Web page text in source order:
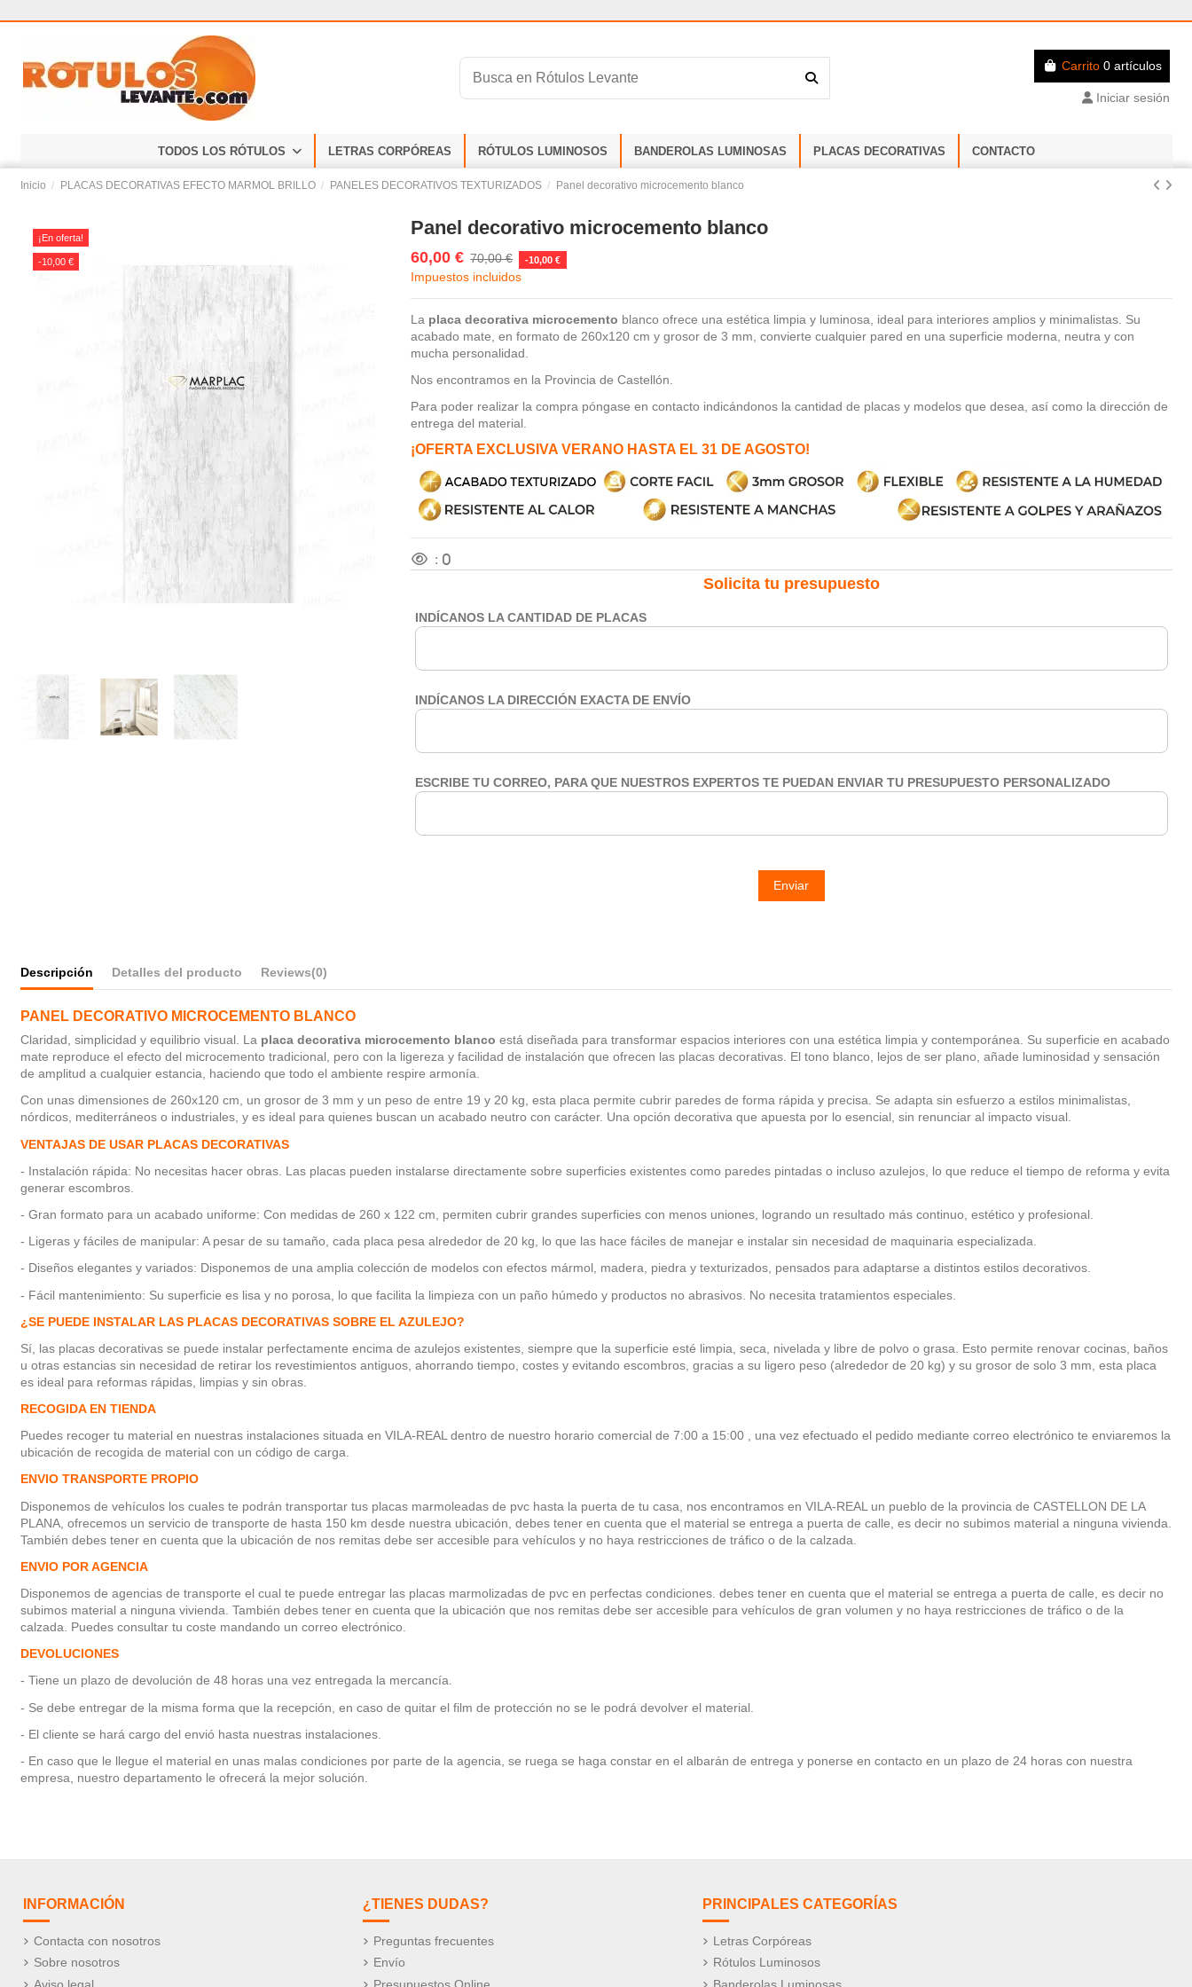
Carrito 0 artículos
Iniciar sesión
TODOS LOS RÓTULOS LETRAS CORPÓREAS RÓTULOS LUMINOSOS BANDEROLAS LUMINOSAS PLACAS DECORATIVAS CONTACTO
Inicio PLACAS DECORATIVAS EFECTO MARMOL BRILLO PANELES DECORATIVOS TEXTURIZADOS Panel decorativo microcemento blanco
¡En oferta!
-10,00 €
Panel decorativo microcemento blanco
60,00 € 70,00 € -10,00 €
Impuestos incluidos
La placa decorativa microcemento blanco ofrece una estética limpia y luminosa, ideal para interiores amplios y minimalistas. Su
acabado mate, en formato de 260x120 cm y grosor de 3 mm, convierte cualquier pared en una superficie moderna, neutra y con
mucha personalidad.
Nos encontramos en la Provincia de Castellón.
Para poder realizar la compra póngase en contacto indicándonos la cantidad de placas y modelos que desea, así como la dirección de
entrega del material.
¡OFERTA EXCLUSIVA VERANO HASTA EL 31 DE AGOSTO!
: 0
Solicita tu presupuesto
INDÍCANOS LA CANTIDAD DE PLACAS
INDÍCANOS LA DIRECCIÓN EXACTA DE ENVÍO
ESCRIBE TU CORREO, PARA QUE NUESTROS EXPERTOS TE PUEDAN ENVIAR TU PRESUPUESTO PERSONALIZADO
Enviar
Descripción Detalles del producto Reviews(0)
PANEL DECORATIVO MICROCEMENTO BLANCO
Claridad, simplicidad y equilibrio visual. La placa decorativa microcemento blanco está diseñada para transformar espacios interiores con una estética limpia y contemporánea. Su superficie en acabado
mate reproduce el efecto del microcemento tradicional, pero con la ligereza y facilidad de instalación que ofrecen las placas decorativas. El tono blanco, lejos de ser plano, añade luminosidad y sensación
de amplitud a cualquier estancia, haciendo que todo el ambiente respire armonía.
Con unas dimensiones de 260x120 cm, un grosor de 3 mm y un peso de entre 19 y 20 kg, esta placa permite cubrir paredes de forma rápida y precisa. Se adapta sin esfuerzo a estilos minimalistas,
nórdicos, mediterráneos o industriales, y es ideal para quienes buscan un acabado neutro con carácter. Una opción decorativa que apuesta por lo esencial, sin renunciar al impacto visual.
VENTAJAS DE USAR PLACAS DECORATIVAS
- Instalación rápida: No necesitas hacer obras. Las placas pueden instalarse directamente sobre superficies existentes como paredes pintadas o incluso azulejos, lo que reduce el tiempo de reforma y evita
generar escombros.
- Gran formato para un acabado uniforme: Con medidas de 260 x 122 cm, permiten cubrir grandes superficies con menos uniones, logrando un resultado más continuo, estético y profesional.
- Ligeras y fáciles de manipular: A pesar de su tamaño, cada placa pesa alrededor de 20 kg, lo que las hace fáciles de manejar e instalar sin necesidad de maquinaria especializada.
- Diseños elegantes y variados: Disponemos de una amplia colección de modelos con efectos mármol, madera, piedra y texturizados, pensados para adaptarse a distintos estilos decorativos.
- Fácil mantenimiento: Su superficie es lisa y no porosa, lo que facilita la limpieza con un paño húmedo y productos no abrasivos. No necesita tratamientos especiales.
¿SE PUEDE INSTALAR LAS PLACAS DECORATIVAS SOBRE EL AZULEJO?
Sí, las placas decorativas se puede instalar perfectamente encima de azulejos existentes, siempre que la superficie esté limpia, seca, nivelada y libre de polvo o grasa. Esto permite renovar cocinas, baños
u otras estancias sin necesidad de retirar los revestimientos antiguos, ahorrando tiempo, costes y evitando escombros, gracias a su ligero peso (alrededor de 20 kg) y su grosor de solo 3 mm, esta placa
es ideal para reformas rápidas, limpias y sin obras.
RECOGIDA EN TIENDA
Puedes recoger tu material en nuestras instalaciones situada en VILA-REAL dentro de nuestro horario comercial de 7:00 a 15:00 , una vez efectuado el pedido mediante correo electrónico te enviaremos la
ubicación de recogida de material con un código de carga.
ENVIO TRANSPORTE PROPIO
Disponemos de vehículos los cuales te podrán transportar tus placas marmoleadas de pvc hasta la puerta de tu casa, nos encontramos en VILA-REAL un pueblo de la provincia de CASTELLON DE LA
PLANA, ofrecemos un servicio de transporte de hasta 150 km desde nuestra ubicación, debes tener en cuenta que el material se entrega a puerta de calle, es decir no subimos material a ninguna vivienda.
También debes tener en cuenta que la ubicación de nos remitas debe ser accesible para vehículos y no haya restricciones de tráfico o de la calzada.
ENVIO POR AGENCIA
Disponemos de agencias de transporte el cual te puede entregar las placas marmolizadas de pvc en perfectas condiciones. debes tener en cuenta que el material se entrega a puerta de calle, es decir no
subimos material a ninguna vivienda. También debes tener en cuenta que la ubicación que nos remitas debe ser accesible para vehículos de gran volumen y no haya restricciones de tráfico o de la
calzada. Puedes consultar tu coste mandando un correo electrónico.
DEVOLUCIONES
- Tiene un plazo de devolución de 48 horas una vez entregada la mercancía.
- Se debe entregar de la misma forma que la recepción, en caso de quitar el film de protección no se le podrá devolver el material.
- El cliente se hará cargo del envió hasta nuestras instalaciones.
- En caso que le llegue el material en unas malas condiciones por parte de la agencia, se ruega se haga constar en el albarán de entrega y ponerse en contacto en un plazo de 24 horas con nuestra
empresa, nuestro departamento le ofrecerá la mejor solución.
INFORMACIÓN
Contacta con nosotros
Sobre nosotros
Aviso legal
¿TIENES DUDAS?
Preguntas frecuentes
Envío
Presupuestos Online
PRINCIPALES CATEGORÍAS
Letras Corpóreas
Rótulos Luminosos
Banderolas Luminosas